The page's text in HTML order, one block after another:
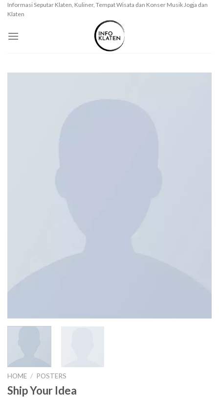
SkipInformasi Seputar Klaten, Kuliner, Tempat Wisata dan Konser Musik Jogja dan
Klaten
HOME / POSTERS
Ship Your Idea